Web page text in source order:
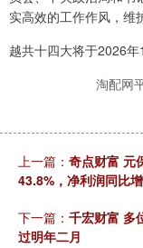
实高效的工作作风，维
越共十四大将于2026年
淘配网
上一篇： 奇点财富 元
43.8%，净利润同比
下一篇： 千宏财富 多
过明年二月